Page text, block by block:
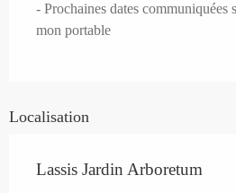
- Prochaines dates communiquées
mon portable
Localisation
Lassis Jardin Arboretum